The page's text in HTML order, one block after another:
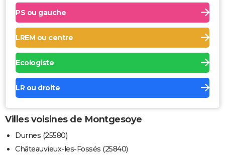
PS ou gauche
LREM ou centre
Ecologiste
LR ou droite
Villes voisines de Montgesoye
Durnes (25580)
Châteauvieux-les-Fossés (25840)